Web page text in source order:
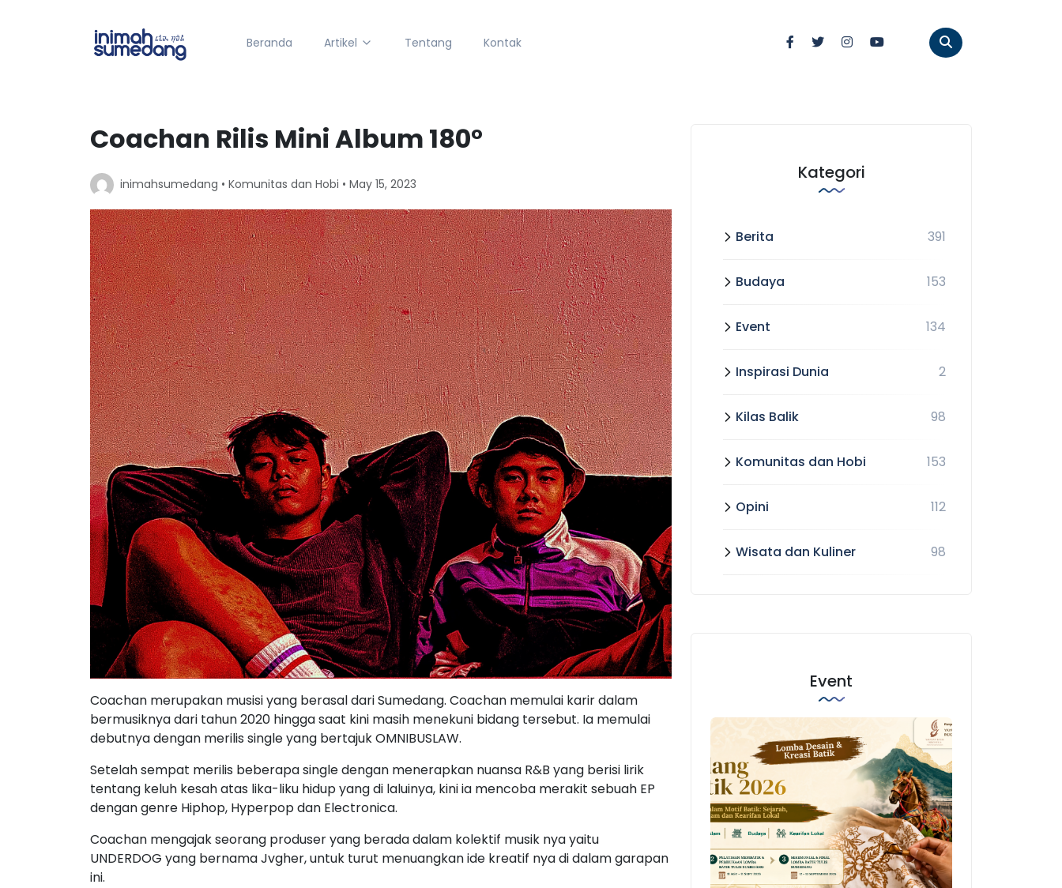
Beranda Artikel Tentang Kontak
Coachan Rilis Mini Album 180°
inimahsumedang • Komunitas dan Hobi • May 15, 2023
Coachan merupakan musisi yang berasal dari Sumedang. Coachan memulai karir dalam
bermusiknya dari tahun 2020 hingga saat kini masih menekuni bidang tersebut. Ia memulai
debutnya dengan merilis single yang bertajuk OMNIBUSLAW.
Setelah sempat merilis beberapa single dengan menerapkan nuansa R&B yang berisi lirik
tentang keluh kesah atas lika-liku hidup yang di laluinya, kini ia mencoba merakit sebuah EP
dengan genre Hiphop, Hyperpop dan Electronica.
Coachan mengajak seorang produser yang berada dalam kolektif musik nya yaitu
UNDERDOG yang bernama Jvgher, untuk turut menuangkan ide kreatif nya di dalam garapan
ini.
Kategori
Berita 391
Budaya 153
Event 134
Inspirasi Dunia 2
Kilas Balik 98
Komunitas dan Hobi 153
Opini 112
Wisata dan Kuliner 98
Event